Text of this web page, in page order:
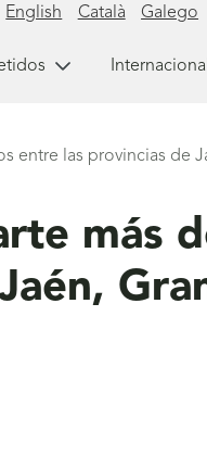
English Català Galego
Internacional
entre las provincias de
más